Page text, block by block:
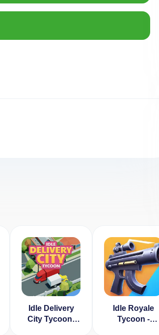
Idle Delivery
City Tycoon:
Idle Royale
Tycoon -